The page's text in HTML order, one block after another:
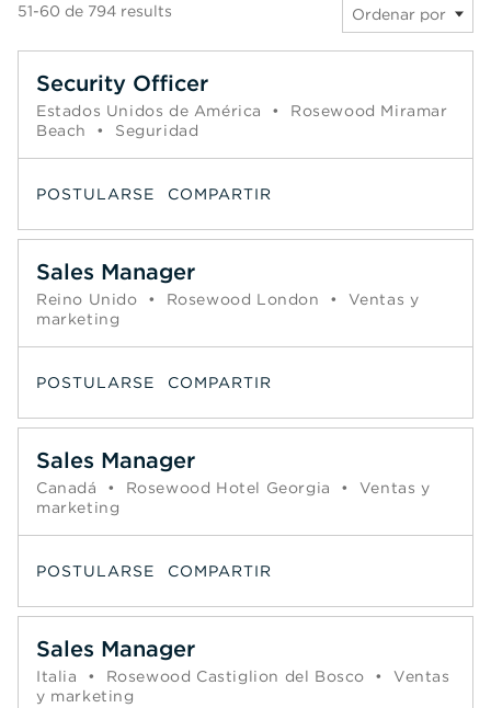
51-60 de 794 results Ordenar por
Security Officer
Estados Unidos de América •
Rosewood Miramar
Beach
• Seguridad
POSTULARSE COMPARTIR
Sales Manager
Reino Unido • Rosewood London •
Ventas y
marketing
POSTULARSE COMPARTIR
Sales Manager
Canadá • Rosewood Hotel Georgia •
Ventas y
marketing
POSTULARSE COMPARTIR
Sales Manager
Italia • Rosewood Castiglion del Bosco •
Ventas
y marketing